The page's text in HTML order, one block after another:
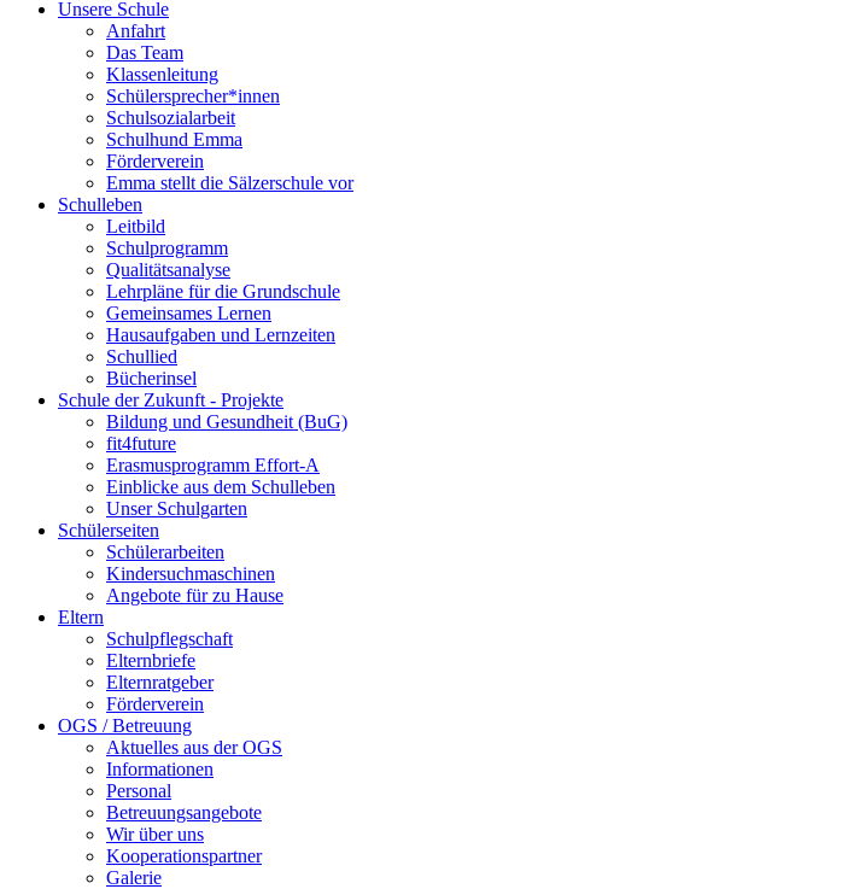
Unsere Schule
Anfahrt
Das Team
Klassenleitung
Schülersprecher*innen
Schulsozialarbeit
Schulhund Emma
Förderverein
Emma stellt die Sälzerschule vor
Schulleben
Leitbild
Schulprogramm
Qualitätsanalyse
Lehrpläne für die Grundschule
Gemeinsames Lernen
Hausaufgaben und Lernzeiten
Schullied
Bücherinsel
Schule der Zukunft - Projekte
Bildung und Gesundheit (BuG)
fit4future
Erasmusprogramm Effort-A
Einblicke aus dem Schulleben
Unser Schulgarten
Schülerseiten
Schülerarbeiten
Kindersuchmaschinen
Angebote für zu Hause
Eltern
Schulpflegschaft
Elternbriefe
Elternratgeber
Förderverein
OGS / Betreuung
Aktuelles aus der OGS
Informationen
Personal
Betreuungsangebote
Wir über uns
Kooperationspartner
Galerie